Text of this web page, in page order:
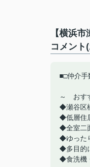
【横浜
コメント
■□仲介
～ おす
◆瀬谷区
◆低層住
◆全室二
◆ゆった
◆多目的
◆食洗機